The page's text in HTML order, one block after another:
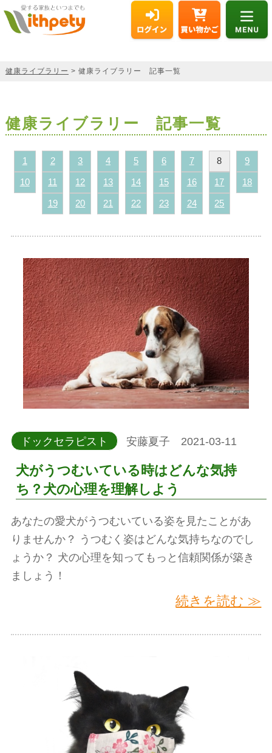
健康ライブラリー > 健康ライブラリー 記事一覧
健康ライブラリー 記事一覧
1 2 3 4 5 6 7 8 9
10 11 12 13 14 15 16 17 18
19 20 21 22 23 24 25
ドックセラピスト 安藤夏子 2021-03-11
犬がうつむいている時はどんな気持
ち？犬の心理を理解しよう
あなたの愛犬がうつむいている姿を見たことがあ
りませんか？ うつむく姿はどんな気持ちなのでし
ょうか？ 犬の心理を知ってもっと信頼関係が築き
ましょう！
続きを読む ≫